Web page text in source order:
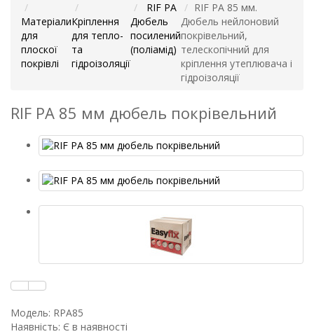
Матеріали
для
плоскої
покрівлі
Кріплення
для тепло-
та
гідроізоляції
RIF PA
Дюбель
посилений
(поліамід)
RIF PA 85 мм.
Дюбель нейлоновий
покрівельний,
телескопічний для
кріплення утеплювача і
гідроізоляції
RIF PA 85 мм дюбель покрівельний
Модель: RPA85
Наявність: Є в наявності